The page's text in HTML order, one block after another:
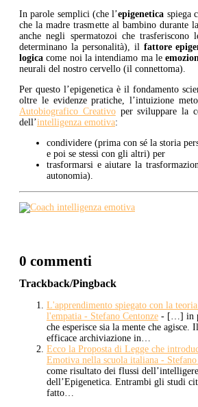
In parole semplici (che l’epigenetica spiega
che la madre trasmette al bambino durante
anche negli spermatozoi che trasferiscono
determinano la personalità), il fattore
logica come noi la intendiamo ma le
neurali del nostro cervello (il connettoma).
Per questo l’epigenetica è il fondamento
oltre le evidenze pratiche, l’intuizione
Autobiografico Creativoper sviluppare la
dell’intelligenza emotiva:
condividere (prima con sé la storia
e poi se stessi con gli altri) per
trasformarsi e aiutare la
autonomia).
0 commenti
Trackback/Pingback
L'apprendimento spiegato con la
l'empatia - Stefano Centonze - […] in
che esperisce sia la mente che agisce.
efficace archiviazione in…
Ecco la Proposta di Legge che
Emotiva nella scuola italiana - Stefano
come risultato dei flussi
dell’Epigenetica. Entrambi gli studi
fatto…